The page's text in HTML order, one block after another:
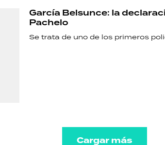
García Belsunce: la
Pachelo
Se trata de uno de los primeros
Cargar más